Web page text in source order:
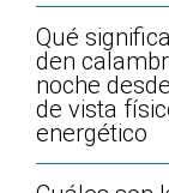
Qué
den
noche
de vista
energético